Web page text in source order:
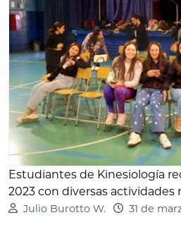
Estudiantes de Kinesiología
2023 con diversas actividades
Julio Burotto W. 31 de